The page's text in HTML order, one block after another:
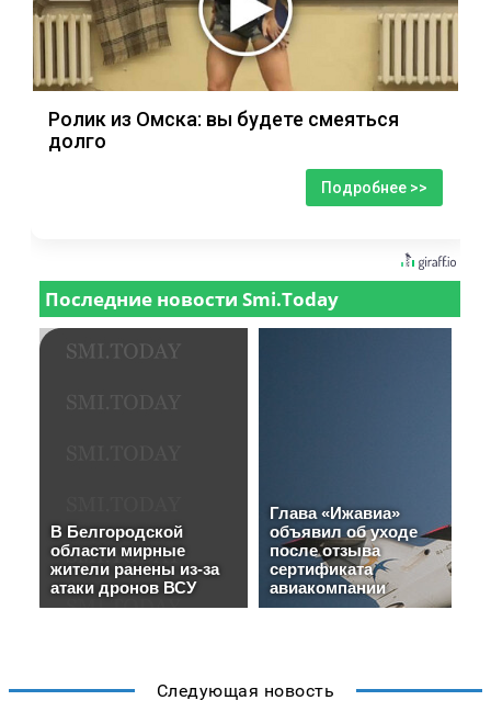
Ролик из Омска: вы будете смеяться
долго
Подробнее >>
Следующая новость